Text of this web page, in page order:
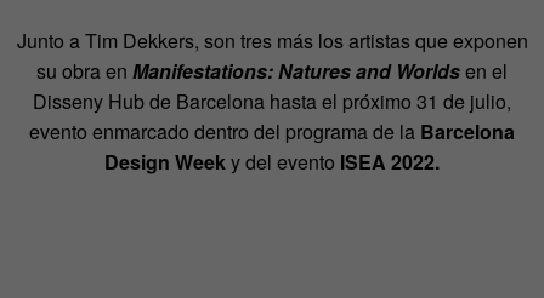
Junto aTim Dekkers, son tres más los artistas que exponen
su obra en Manifestations: Natures and Worldsen el
Disseny Hub de Barcelona hasta el próximo 31 de julio,
evento enmarcado dentro del programa de la Barcelona
Design Weeky del evento ISEA 2022.